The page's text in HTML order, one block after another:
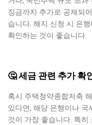
징금까지 추가로 공제되
습니다. 해지 신청 시 은
확인하는 것이 좋습니다.
🤔 세금 관련 추가 확
혹시 주택청약종합저축
있다면, 해당 은행이나
것이 가장 좋습니다. 특